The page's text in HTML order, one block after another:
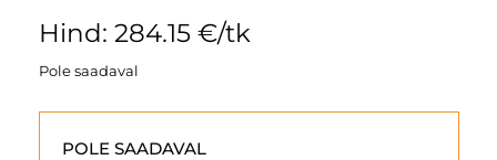
Hind: 284.15 €/tk
Pole saadaval
POLE SAADAVAL